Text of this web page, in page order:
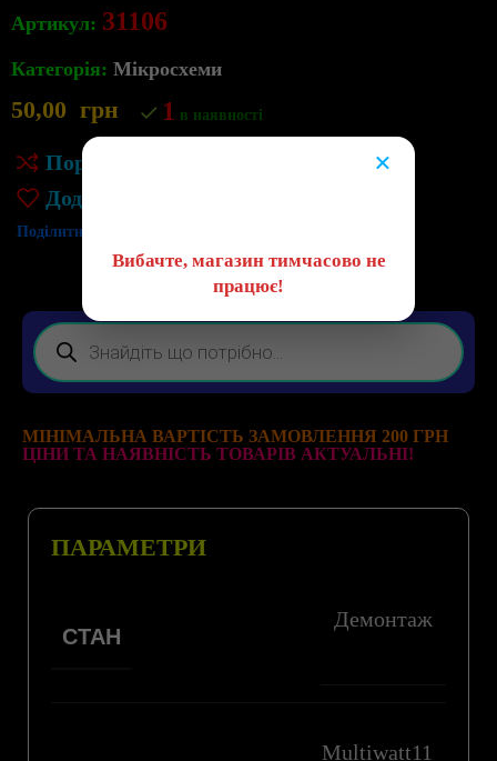
Артикул: 31106
Категорія: Мікросхеми
50,00 грн 1 в наявності
Порівняння
Додати до списку бажань
Поділитись:
МІНІМАЛЬНА ВАРТІСТЬ ЗАМОВЛЕННЯ 200 ГРН
ЦІНИ ТА НАЯВНІСТЬ ТОВАРІВ АКТУАЛЬНІ!
ПАРАМЕТРИ
СТАН
Демонтаж
Multiwatt11
×
Вибачте, магазин тимчасово не
працює!